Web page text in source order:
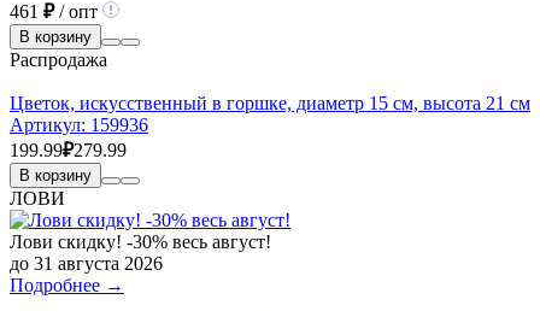
461 ₽/ опт
В корзину
Распродажа
Цветок, искусственный в горшке, диаметр 15 см, высота 21 см
Артикул: 159936
199.99₽279.99
В корзину
ЛОВИ
Лови скидку! -30% весь август!
до 31 августа 2026
Подробнее →